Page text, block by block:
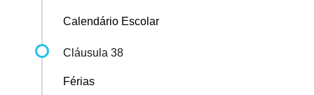
Calendário Escolar
Cláusula 38
Férias